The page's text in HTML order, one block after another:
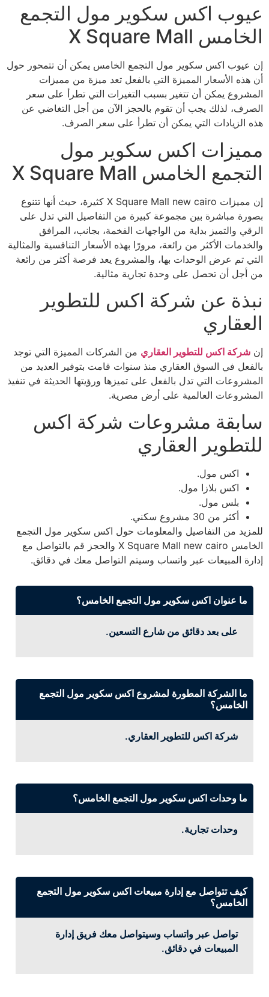
عيوب اكس سكوير مول التجمع
الخامس X Square Mall
إن عيوب اكس سكوير مول التجمع الخامس يمكن أن تتمحور حول
أن هذه الأسعار المميزة التي بالفعل تعد ميزة من مميزات
المشروع يمكن أن تتغير بسبب التغيرات التي تطرأ على سعر
الصرف، لذلك يجب أن تقوم بالحجز الآن من أجل التغاضي عن
هذه الزيادات التي يمكن أن تطرأ على سعر الصرف.
مميزات اكس سكوير مول
التجمع الخامس X Square Mall
إن مميزات X Square Mall new cairo كثيرة، حيث أنها تتنوع
بصورة مباشرة بين مجموعة كبيرة من التفاصيل التي تدل على
الرقي والتميز بداية من الواجهات الفخمة، بجانب، المرافق
والخدمات الأكثر من رائعة، مرورًا بهذه الأسعار التنافسية والمثالية
التي تم عرض الوحدات بها، والمشروع يعد فرصة أكثر من رائعة
من أجل أن تحصل على وحدة تجارية مثالية.
نبذة عن شركة اكس للتطوير
العقاري
إن شركة اكس للتطوير العقاري من الشركات المميزة التي توجد
بالفعل في السوق العقاري منذ سنوات قامت بتوفير العديد من
المشروعات التي تدل بالفعل على تميزها ورؤيتها الحديثة في تنفيذ
المشروعات العالمية على أرض مصرية.
سابقة مشروعات شركة اكس
للتطوير العقاري
اكس مول.
اكس بلازا مول.
بلس مول.
أكثر من 30 مشروع سكني.
للمزيد من التفاصيل والمعلومات حول اكس سكوير مول التجمع
الخامس X Square Mall new cairo والحجز قم بالتواصل مع
إدارة المبيعات عبر واتساب وسيتم التواصل معك في دقائق.
ما عنوان اكس سكوير مول التجمع الخامس؟
على بعد دقائق من شارع التسعين.
ما الشركة المطورة لمشروع اكس سكوير مول التجمع
الخامس؟
شركة اكس للتطوير العقاري.
ما وحدات اكس سكوير مول التجمع الخامس؟
وحدات تجارية.
كيف تتواصل مع إدارة مبيعات اكس سكوير مول التجمع
الخامس؟
تواصل عبر واتساب وسيتواصل معك فريق إدارة
المبيعات في دقائق.